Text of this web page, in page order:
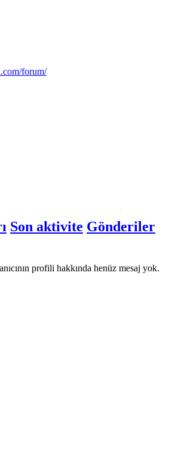
forum/
Son aktivite Gönderiler
profili hakkında henüz mesaj yok.